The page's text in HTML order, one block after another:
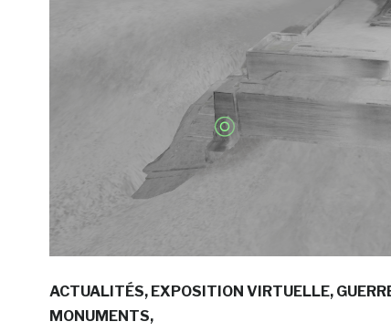
ACTUALITÉS EXPOSITION VIRTUELLE
MONUMENTS